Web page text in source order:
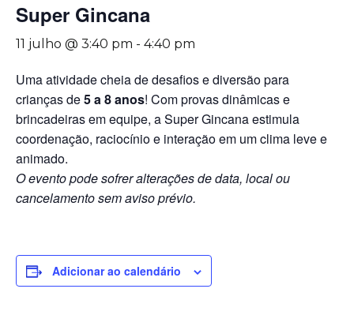
Super Gincana
11 julho @ 3:40 pm - 4:40 pm
Uma atividade cheia de desafios e diversão para
crianças de5 a 8 anos! Com provas dinâmicas e
brincadeiras em equipe, a Super Gincana estimula
coordenação, raciocínio e interação em um clima leve e
animado.
O evento pode sofrer alterações de data, local ou
cancelamento sem aviso prévio.
Adicionar ao calendário